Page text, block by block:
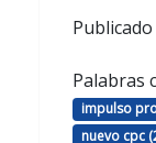
Publicado
Palabras
impulso
nuevo cpc